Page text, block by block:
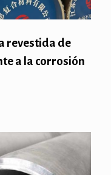
revestida de
a la corrosión